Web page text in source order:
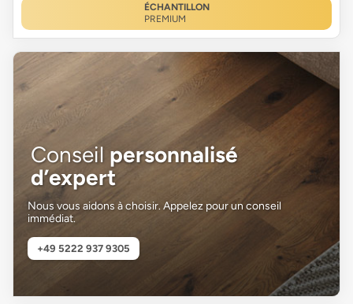
ÉCHANTILLON
PREMIUM
Conseil personnalisé
d’expert
Nous vous aidons à choisir. Appelez pour un conseil
immédiat.
+49 5222 937 9305